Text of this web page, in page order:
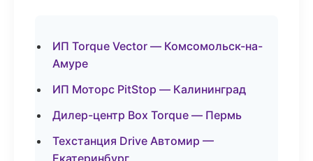
ИП Torque Vector — Комсомольск-на-
Амуре
ИП Моторс PitStop — Калининград
Дилер-центр Box Torque — Пермь
Техстанция Drive Автомир —
Екатеринбург